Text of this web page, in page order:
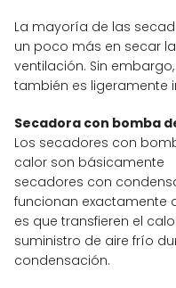
La mayoría de las
un poco más en secar
ventilación. Sin
también es ligeramente
Secadora con bomba
Los secadores con
calor son básicamente
secadores con
funcionan exactamente
es que transfieren el
suministro de aire frío
condensación.